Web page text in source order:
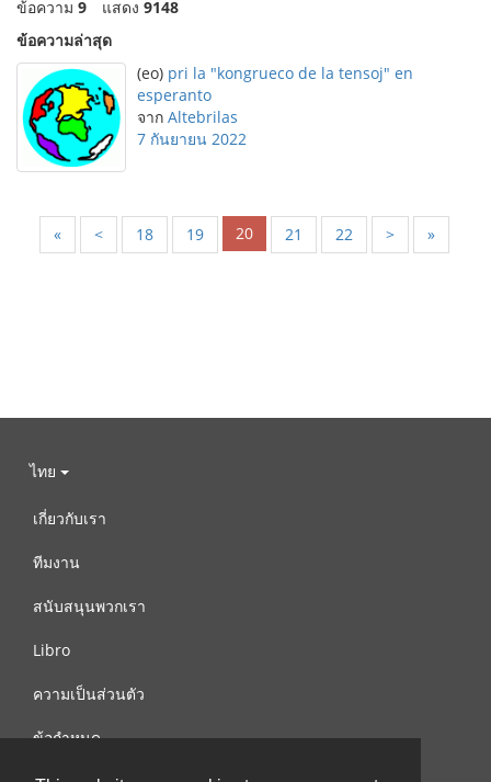
ข้อความ 9 แสดง 9148
ข้อความล่าสุด
(eo) pri la "kongrueco de la tensoj" en
esperanto
จาก Altebrilas
7 กันยายน 2022
« < 18 19 20 21 22 > »
ไทย
เกี่ยวกับเรา
ทีมงาน
สนับสนุนพวกเรา
Libro
ความเป็นส่วนตัว
ข้อกำหนด